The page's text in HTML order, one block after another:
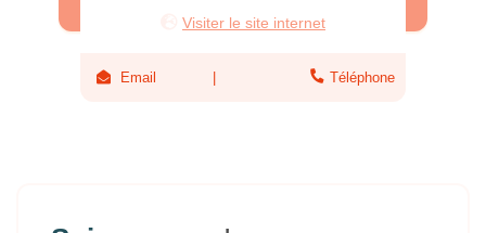
Visiter le site internet
Email Téléphone